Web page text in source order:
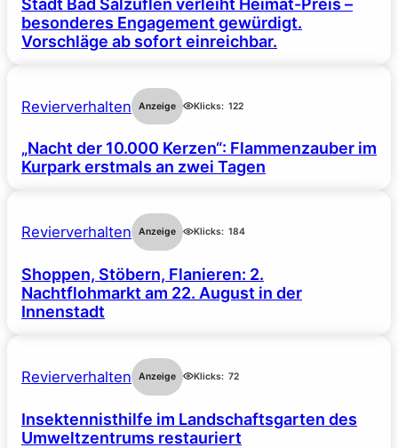
Stadt Bad Salzuflen verleiht Heimat-Preis –
besonderes Engagement gewürdigt.
Vorschläge ab sofort einreichbar.
Revierverhalten Anzeige Klicks: 122
„Nacht der 10.000 Kerzen“: Flammenzauber im
Kurpark erstmals an zwei Tagen
Revierverhalten Anzeige Klicks: 184
Shoppen, Stöbern, Flanieren: 2.
Nachtflohmarkt am 22. August in der
Innenstadt
Revierverhalten Anzeige Klicks: 72
Insektennisthilfe im Landschaftsgarten des
Umweltzentrums restauriert